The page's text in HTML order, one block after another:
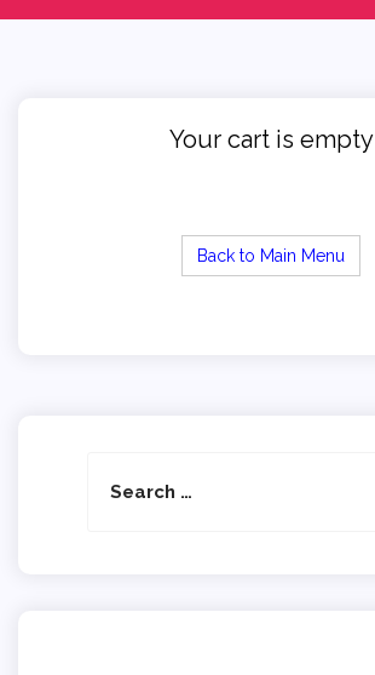
Your cart is empty
Back to Main Menu